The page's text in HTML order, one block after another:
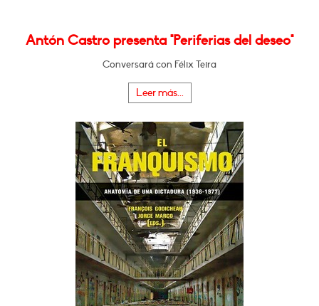
Antón Castro presenta "Periferias del deseo"
Conversará con Félix Teira
Leer más...